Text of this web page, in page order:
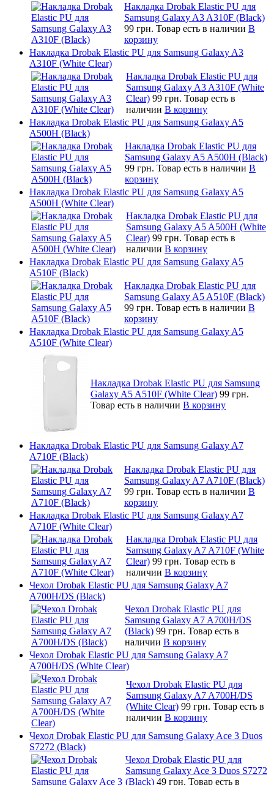
Накладка Drobak Elastic PU для
Samsung Galaxy A3 A310F (Black)
99 грн. Товар есть в наличии В
корзину
Накладка Drobak Elastic PU для Samsung Galaxy A3
A310F (White Clear)
Накладка Drobak Elastic PU для
Samsung Galaxy A3 A310F (White
Clear) 99 грн. Товар есть в
наличии В корзину
Накладка Drobak Elastic PU для Samsung Galaxy A5
A500H (Black)
Накладка Drobak Elastic PU для
Samsung Galaxy A5 A500H (Black)
99 грн. Товар есть в наличии В
корзину
Накладка Drobak Elastic PU для Samsung Galaxy A5
A500H (White Clear)
Накладка Drobak Elastic PU для
Samsung Galaxy A5 A500H (White
Clear) 99 грн. Товар есть в
наличии В корзину
Накладка Drobak Elastic PU для Samsung Galaxy A5
A510F (Black)
Накладка Drobak Elastic PU для
Samsung Galaxy A5 A510F (Black)
99 грн. Товар есть в наличии В
корзину
Накладка Drobak Elastic PU для Samsung Galaxy A5
A510F (White Clear)
Накладка Drobak Elastic PU для Samsung
Galaxy A5 A510F (White Clear) 99 грн.
Товар есть в наличии В корзину
Накладка Drobak Elastic PU для Samsung Galaxy A7
A710F (Black)
Накладка Drobak Elastic PU для
Samsung Galaxy A7 A710F (Black)
99 грн. Товар есть в наличии В
корзину
Накладка Drobak Elastic PU для Samsung Galaxy A7
A710F (White Clear)
Накладка Drobak Elastic PU для
Samsung Galaxy A7 A710F (White
Clear) 99 грн. Товар есть в
наличии В корзину
Чехол Drobak Elastic PU для Samsung Galaxy A7
A700H/DS (Black)
Чехол Drobak Elastic PU для
Samsung Galaxy A7 A700H/DS
(Black) 99 грн. Товар есть в
наличии В корзину
Чехол Drobak Elastic PU для Samsung Galaxy A7
A700H/DS (White Clear)
Чехол Drobak Elastic PU для
Samsung Galaxy A7 A700H/DS
(White Clear) 99 грн. Товар есть в
наличии В корзину
Чехол Drobak Elastic PU для Samsung Galaxy Ace 3 Duos
S7272 (Black)
Чехол Drobak Elastic PU для
Samsung Galaxy Ace 3 Duos S7272
(Black) 49 грн. Товар есть в